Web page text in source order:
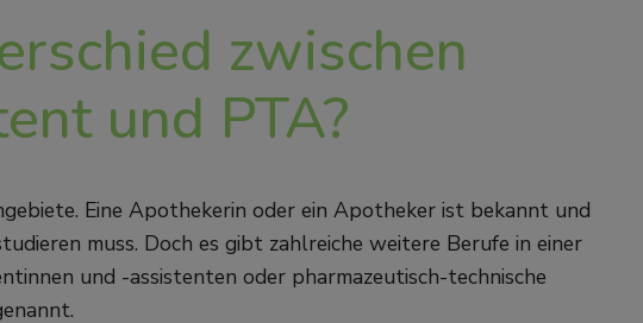
zwischen
und PTA?
Eine Apothekerin oder ein Apotheker ist bekannt und
muss. Doch es gibt zahlreiche weitere Berufe in einer
und -assistenten oder pharmazeutisch-technische